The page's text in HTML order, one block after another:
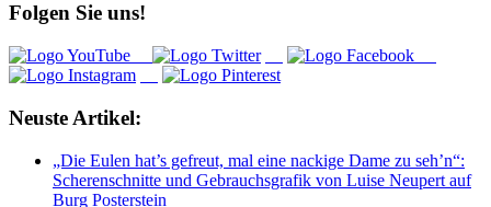
Folgen Sie uns!
Neuste Artikel:
„Die Eulen hat’s gefreut, mal eine nackige Dame zu seh’n“:
Scherenschnitte und Gebrauchsgrafik von Luise Neupert auf
Burg Posterstein